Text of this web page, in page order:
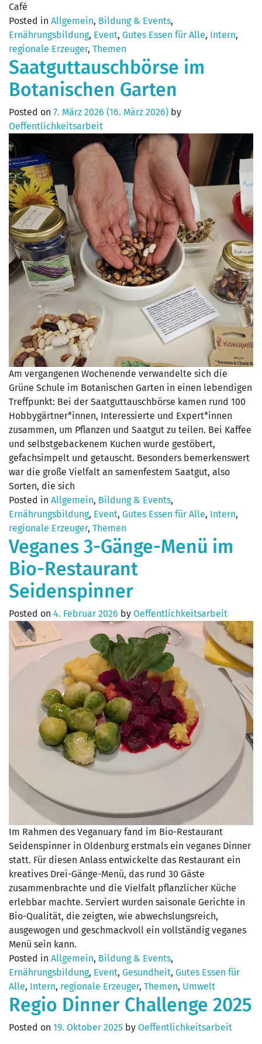
Café
Posted in Allgemein, Bildung & Events,
Ernährungsbildung, Event, Gutes Essen für Alle, Intern,
regionale Erzeuger, Themen
Saatguttauschbörse im
Botanischen Garten
Posted on 7. März 2026 (16. März 2026) by
Oeffentlichkeitsarbeit
Am vergangenen Wochenende verwandelte sich die
Grüne Schule im Botanischen Garten in einen lebendigen
Treffpunkt: Bei der Saatguttauschbörse kamen rund 100
Hobbygärtner*innen, Interessierte und Expert*innen
zusammen, um Pflanzen und Saatgut zu teilen. Bei Kaffee
und selbstgebackenem Kuchen wurde gestöbert,
gefachsimpelt und getauscht. Besonders bemerkenswert
war die große Vielfalt an samenfestem Saatgut, also
Sorten, die sich
Posted in Allgemein, Bildung & Events,
Ernährungsbildung, Event, Gutes Essen für Alle, Intern,
regionale Erzeuger, Themen
Veganes 3-Gänge-Menü im
Bio-Restaurant
Seidenspinner
Posted on 4. Februar 2026 by Oeffentlichkeitsarbeit
Im Rahmen des Veganuary fand im Bio-Restaurant
Seidenspinner in Oldenburg erstmals ein veganes Dinner
statt. Für diesen Anlass entwickelte das Restaurant ein
kreatives Drei-Gänge-Menü, das rund 30 Gäste
zusammenbrachte und die Vielfalt pflanzlicher Küche
erlebbar machte. Serviert wurden saisonale Gerichte in
Bio-Qualität, die zeigten, wie abwechslungsreich,
ausgewogen und geschmackvoll ein vollständig veganes
Menü sein kann.
Posted in Allgemein, Bildung & Events,
Ernährungsbildung, Event, Gesundheit, Gutes Essen für
Alle, Intern, regionale Erzeuger, Themen, Umwelt
Regio Dinner Challenge 2025
Posted on 19. Oktober 2025 by Oeffentlichkeitsarbeit